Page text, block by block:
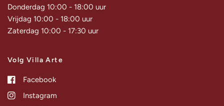
Donderdag 10:00 - 18:00 uur
Vrijdag 10:00 - 18:00 uur
Zaterdag 10:00 - 17:30 uur
Volg Villa Arte
Facebook
Instagram